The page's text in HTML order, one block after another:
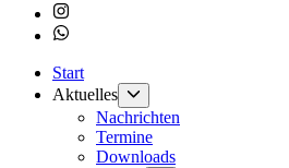
Instagram
Whatsapp
Start
Aktuelles
anzeigen
Nachrichten
Termine
Downloads